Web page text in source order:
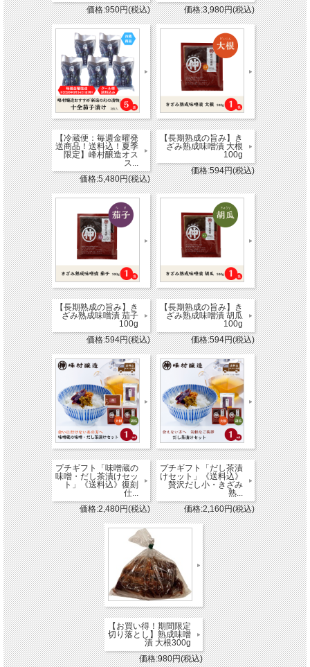
価格:950円(税込)
価格:3,980円(税込)
【冷蔵便：毎週金曜発
送商品！送料込！夏季
限定】峰村醸造オス
ス...
価格:5,480円(税込)
【長期熟成の旨み】き
ざみ熟成味噌漬 大根
100g
価格:594円(税込)
【長期熟成の旨み】き
ざみ熟成味噌漬 茄子
100g
価格:594円(税込)
【長期熟成の旨み】き
ざみ熟成味噌漬 胡瓜
100g
価格:594円(税込)
プチギフト「味噌蔵の
味噌・だし茶漬けセッ
ト」《送料込》復刻
仕...
価格:2,480円(税込)
プチギフト「だし茶漬
けセット」《送料込》
贅沢だし小・きざみ
熟...
価格:2,160円(税込)
【お買い得！期間限定
切り落とし】熟成味噌
漬 大根300g
価格:980円(税込)